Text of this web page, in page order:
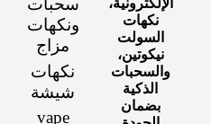
الإلكترونية،
نكهات
السولت
نيكوتين،
والسحبات
الذكية
بضمان
سحبات
ونكهات
مزاج
نكهات
شيشة
vape